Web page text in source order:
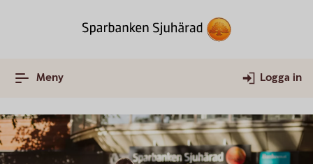
Meny Logga in